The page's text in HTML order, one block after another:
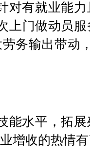
对有就业能
上门做动员
务输出带动
能水平，拓
增收的热情